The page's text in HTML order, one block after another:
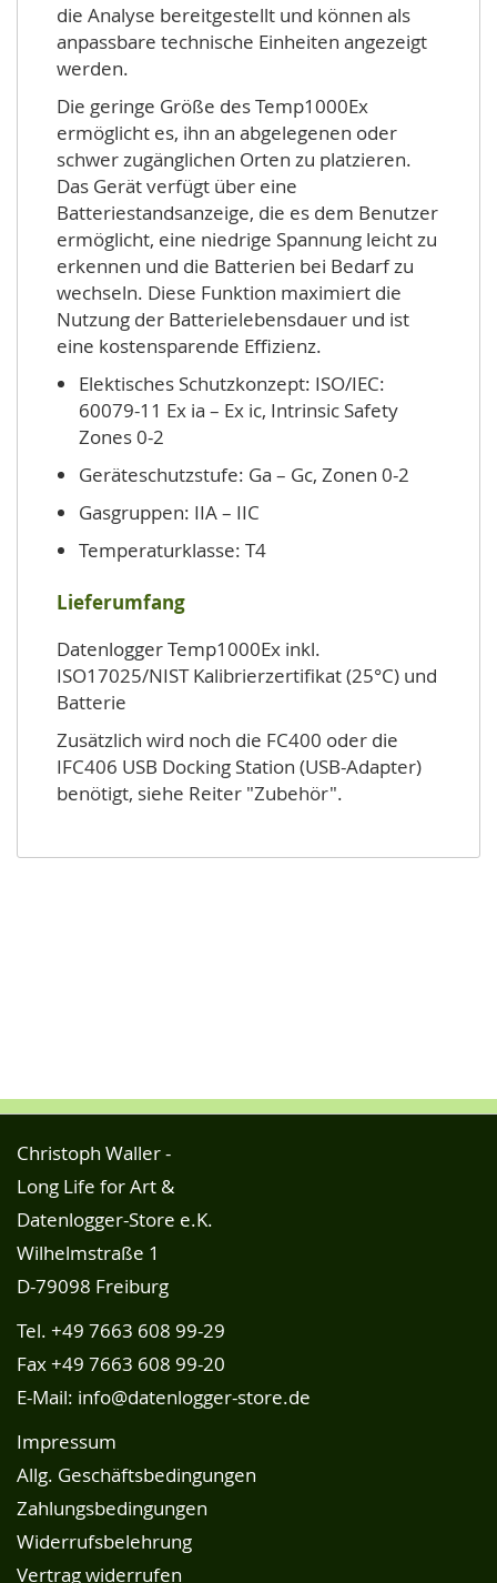
die Analyse bereitgestellt und können als
anpassbare technische Einheiten angezeigt
werden.
Die geringe Größe des Temp1000Ex
ermöglicht es, ihn an abgelegenen oder
schwer zugänglichen Orten zu platzieren.
Das Gerät verfügt über eine
Batteriestandsanzeige, die es dem Benutzer
ermöglicht, eine niedrige Spannung leicht zu
erkennen und die Batterien bei Bedarf zu
wechseln. Diese Funktion maximiert die
Nutzung der Batterielebensdauer und ist
eine kostensparende Effizienz.
Elektisches Schutzkonzept: ISO/IEC:
60079-11 Ex ia – Ex ic, Intrinsic Safety
Zones 0-2
Geräteschutzstufe: Ga – Gc, Zonen 0-2
Gasgruppen: IIA – IIC
Temperaturklasse: T4
Lieferumfang
Datenlogger Temp1000Ex inkl.
ISO17025/NIST Kalibrierzertifikat (25°C) und
Batterie
Zusätzlich wird noch die FC400 oder die
IFC406 USB Docking Station (USB-Adapter)
benötigt, siehe Reiter "Zubehör".
Christoph Waller -
Long Life for Art &
Datenlogger-Store e.K.
Wilhelmstraße 1
D-79098 Freiburg
Tel. +49 7663 608 99-29
Fax +49 7663 608 99-20
E-Mail: info@datenlogger-store.de
Impressum
Allg. Geschäftsbedingungen
Zahlungsbedingungen
Widerrufsbelehrung
Vertrag widerrufen